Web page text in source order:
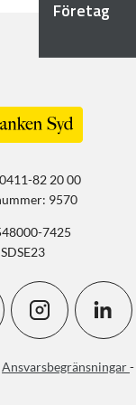
Företag
82 20 00
9570
7425
Ansvarsbegränsningar-